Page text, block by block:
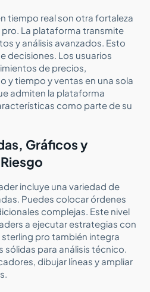
tiempo real son otra fortaleza
La plataforma transmite
y análisis avanzados. Esto
decisiones. Los usuarios
de precios,
y tiempo y ventas en una sola
admiten la plataforma
como parte de su
Gráficos y
incluye una variedad de
Puedes colocar órdenes
complejas. Este nivel
a ejecutar estrategias con
pro también integra
sólidas para análisis técnico.
dibujar líneas y ampliar